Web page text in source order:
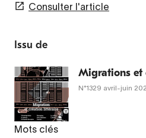
Consulter l'article
Issu de
Migrations et
N°1329 avril-juin
Mots clés